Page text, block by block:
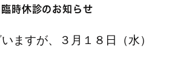
時休診のお知らせ
ますが、３ 月１８日（水）